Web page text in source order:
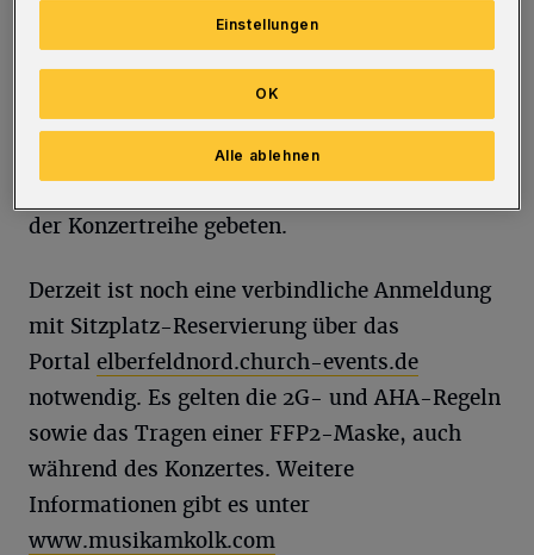
Orgelpositiv lassen Musik von Johann
Sebastian Bach, Carl Philipp Emanuel Bach
sowie altitalienische Meister erklingen. Der
Eintritt ist wie immer am Kolk frei, am
Ausgang wird um eine Spende zur Förderung
der Konzertreihe gebeten.
Derzeit ist noch eine verbindliche Anmeldung
mit Sitzplatz-Reservierung über das
Portal elberfeldnord.church-events.de
notwendig. Es gelten die 2G- und AHA-Regeln
sowie das Tragen einer FFP2-Maske, auch
während des Konzertes. Weitere
Informationen gibt es unter
www.musikamkolk.com
Einstellungen
Alle ablehnen
OK